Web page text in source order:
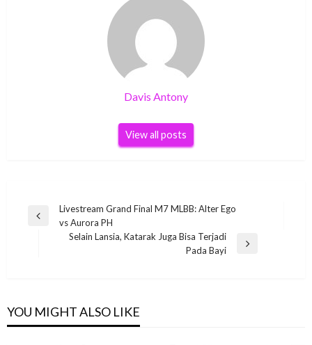
Davis Antony
View all posts
Post
navigation
Previous
Livestream Grand Final M7 MLBB: Alter Ego
vs Aurora PH
Selain Lansia, Katarak Juga Bisa Terjadi
Pada Bayi
YOU MIGHT ALSO LIKE